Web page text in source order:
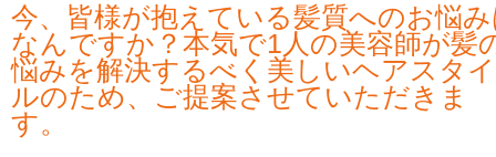
今、皆様が抱えている髪質へのお悩
なんですか？本気で1人の美容師が髪
悩みを解決するべく美しいヘアスタイ
ルのため、ご提案させていただきま
す。